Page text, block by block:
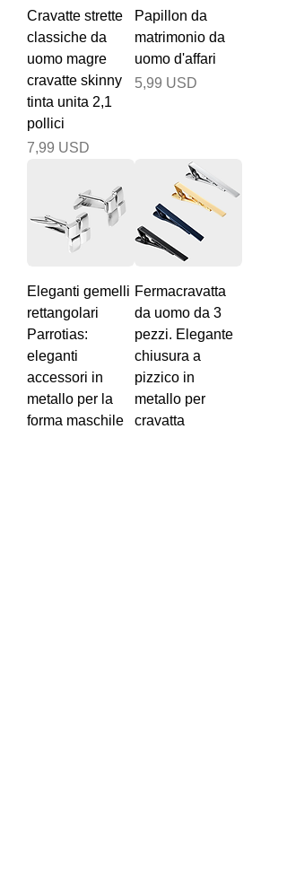
Cravatte strette
classiche da
uomo magre
cravatte skinny
tinta unita 2,1
pollici
Prezzo
7,99 USD
Papillon da
matrimonio da
uomo d'affari
Prezzo
5,99 USD
Eleganti gemelli
rettangolari
Parrotias:
eleganti
accessori in
metallo per la
forma maschile
Fermacravatta
da uomo da 3
pezzi. Elegante
chiusura a
pizzico in
metallo per
cravatta